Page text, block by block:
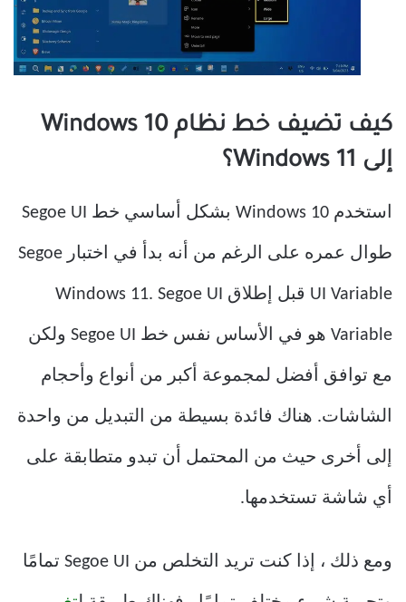
كيف تضيف خط نظام Windows 10
إلى Windows 11؟
استخدم Windows 10 بشكل أساسي خط Segoe UI
طوال عمره على الرغم من أنه بدأ في اختبار Segoe
UI Variable قبل إطلاق Windows 11. Segoe UI
Variable هو في الأساس نفس خط Segoe UI ولكن
مع توافق أفضل لمجموعة أكبر من أنواع وأحجام
الشاشات. هناك فائدة بسيطة من التبديل من واحدة
إلى أخرى حيث من المحتمل أن تبدو متطابقة على
أي شاشة تستخدمها.
ومع ذلك ، إذا كنت تريد التخلص من Segoe UI تمامًا